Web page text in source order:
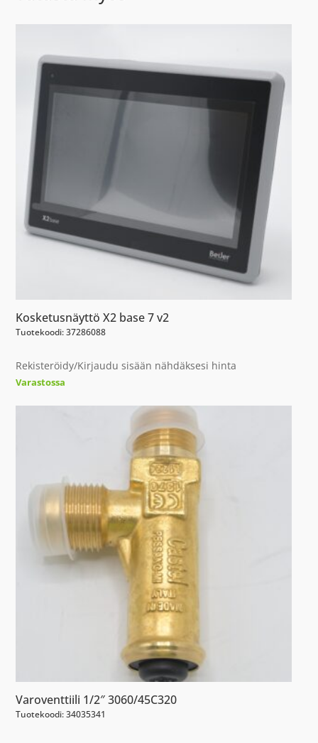
Kosketusnäyttö X2 base 7 v2
Tuotekoodi: 37286088
Rekisteröidy/Kirjaudu sisään nähdäksesi hinta
Varastossa
Varoventtiili 1/2″ 3060/45C320
Tuotekoodi: 34035341